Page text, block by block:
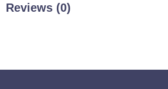
Reviews (0)